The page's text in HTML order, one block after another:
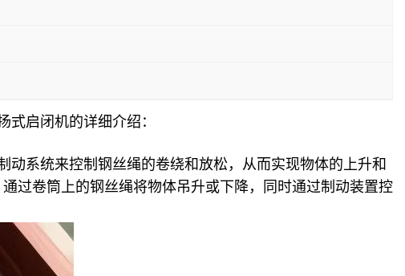
启闭机的详细介绍：
系统来控制钢丝绳的卷绕和放松，从而实现物体的上升和
过卷筒上的钢丝绳将物体吊升或下降，同时通过制动装置控